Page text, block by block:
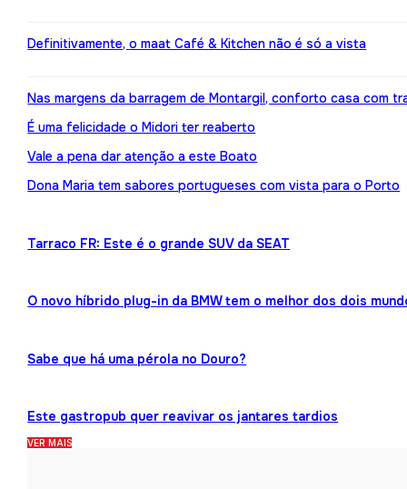
Definitivamente, o maat Café & Kitchen não é só a vista
Nas margens da barragem de Montargil, conforto casa com
É uma felicidade o Midori ter reaberto
Vale a pena dar atenção a este Boato
Dona Maria tem sabores portugueses com vista para o Porto
Tarraco FR: Este é o grande SUV da SEAT
O novo híbrido plug-in da BMW tem o melhor dos dois
Sabe que há uma pérola no Douro?
Este gastropub quer reavivar os jantares tardios
VER MAIS